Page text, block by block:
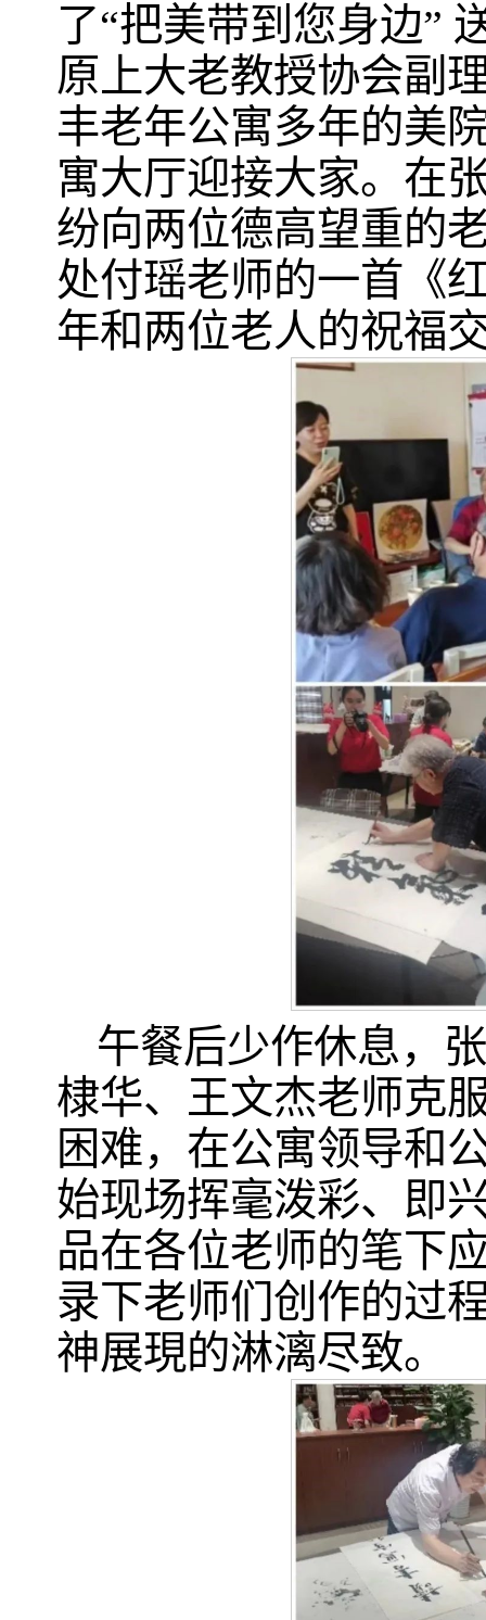
了“把美带到您身边”
原上大老教授协会副
丰老年公寓多年的美
寓大厅迎接大家。在
纷向两位德高望重的
处付瑶老师的一首《
年和两位老人的祝福
午餐后少作休息，
棣华、王文杰老师克
困难，在公寓领导和
始现场挥毫泼彩、即
品在各位老师的笔下
录下老师们创作的过
神展現的淋漓尽致。